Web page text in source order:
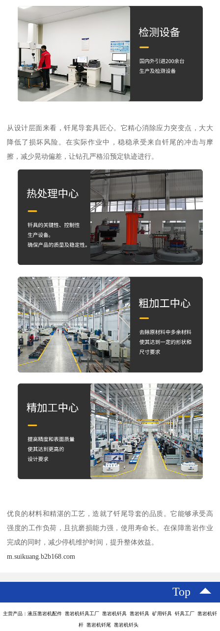
从设计层面来看，钎尾导套具匠心。它精心消除应力突变点，大大
降低了损坏风险。在实际作业中，稳稳承受来自钎尾的冲击与摩
擦，减少晃动偏差，让钻孔严格沿预定轨迹进行。
优良的材料和精湛的工艺，造就了钎尾导套的品质。它能够承受高
强度的工作负荷，且抗磨损能力强，使用寿命长。在保障凿岩作业
完成的同时，减少停机维护时间，提升整体效益。
m.suikuang.b2b168.com
Top
主营产品：液压凿岩机配件 凿岩机钎具工厂 凿岩机钎具 凿岩钎具 矿用钎具 钎具工厂 凿岩机钎
杆 凿岩机钎尾 凿岩机钎头